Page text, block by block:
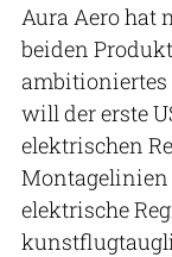
Aura Aero hat
beiden
ambitioniertes
will der erste
elektrischen
Montagelinien
elektrische